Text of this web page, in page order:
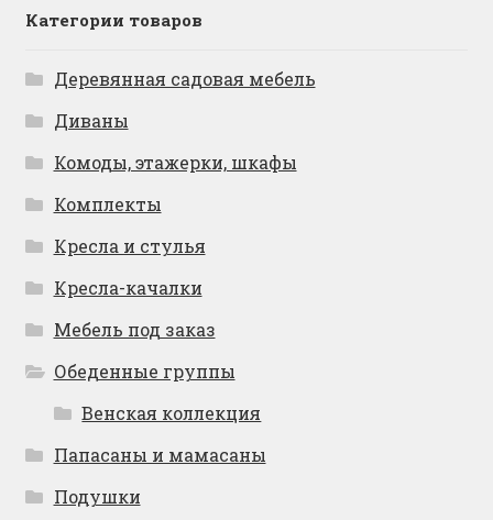
Категории товаров
Деревянная садовая мебель
Диваны
Комоды, этажерки, шкафы
Комплекты
Кресла и стулья
Кресла-качалки
Мебель под заказ
Обеденные группы
Венская коллекция
Папасаны и мамасаны
Подушки